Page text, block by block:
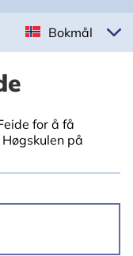
Bokmål
for å få
på